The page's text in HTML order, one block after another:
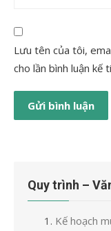
Lưu tên của tôi,
cho lần bình luận kế
Quy trình –
Kế hoạch